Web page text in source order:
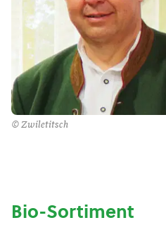
© Zwiletitsch
Bio-Sortiment